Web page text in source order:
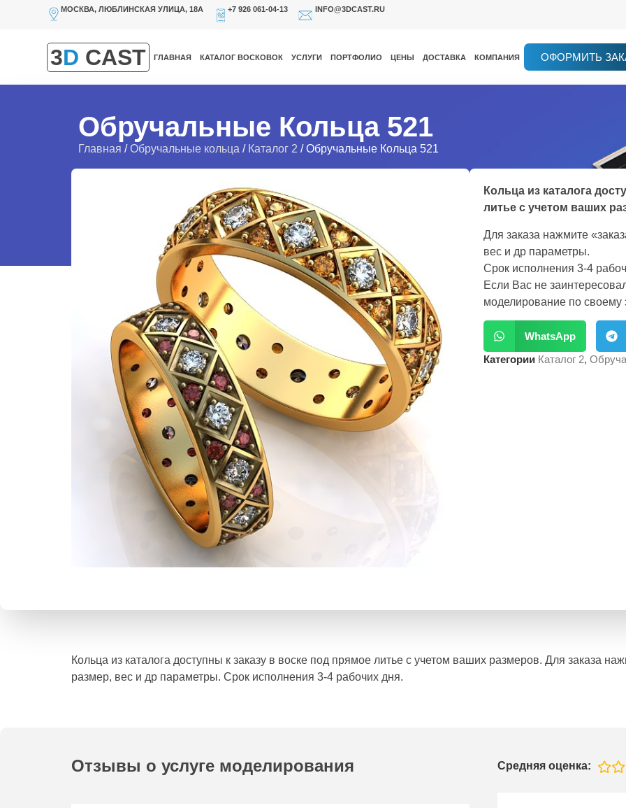
МОСКВА, ЛЮБЛИНСКАЯ УЛИЦА, 18А +7 926 061-04-13 INFO@3DCAST.RU
3D CAST ГЛАВНАЯ КАТАЛОГ ВОСКОВОК УСЛУГИ ПОРТФОЛИО ЦЕНЫ ДОСТАВКА КОМПАНИЯ ОФОРМИТЬ
Обручальные Кольца 521
Главная /Обручальные кольца / Каталог 2 / Обручальные Кольца 521
Кольца из каталога
литье с учетом ваших
Для заказа нажмите
вес и др параметры.
Срок исполнения 3-4
Если Вас не
моделирование по своему
WhatsApp
Категории Каталог 2,
Кольца из каталога доступны к заказу в воске под прямое литье с учетом ваших размеров. Для заказа
размер, вес и др параметры. Срок исполнения 3-4 рабочих дня.
Отзывы о услуге моделирования Средняя оценка: